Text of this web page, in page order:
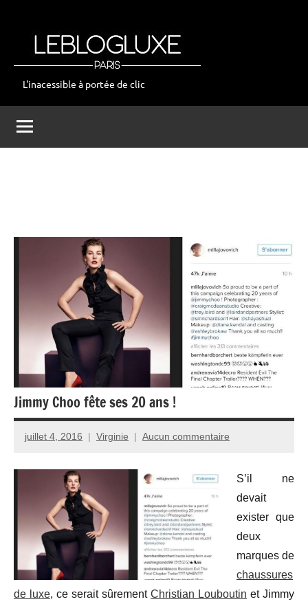
leblogluxe
L'inacessible à portée de clic
Jimmy Choo fête ses 20 ans !
juillet 4, 2016 Virginie Aucun commentaire
S’il ne
devait
exister que
deux
marques de
chaussures
de luxe, ce serait sûrement Christian Louboutin et Jimmy